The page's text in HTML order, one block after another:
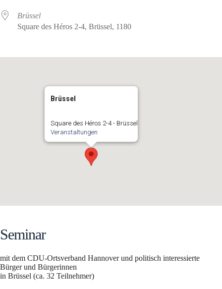
Brüssel
Square des Héros 2-4, Brüssel, 1180
Brüssel
Square des Héros 2-4 - Brüssel
Veranstaltungen
Seminar
mit dem CDU-Ortsverband Hannover und politisch interessierte
Bürger und Bürgerinnen
in Brüssel (ca. 32 Teilnehmer)